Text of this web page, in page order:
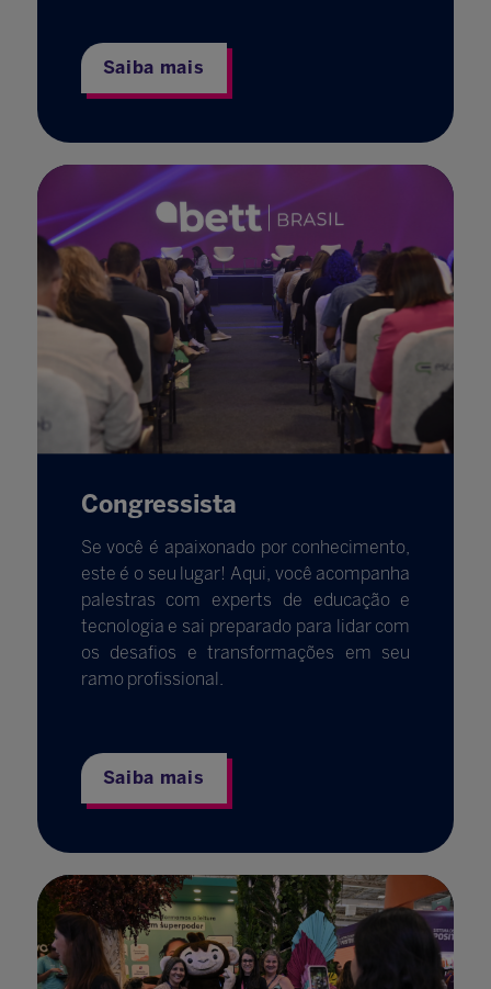
Saiba mais
Congressista
Se você é apaixonado por conhecimento,
este é o seu lugar! Aqui, você acompanha
palestras com experts de educação e
tecnologia e sai preparado para lidar com
os desafios e transformações em seu
ramo profissional.
Saiba mais